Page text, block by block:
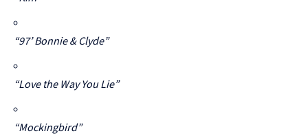
“97’ Bonnie & Clyde”
“Love the Way You Lie”
“Mockingbird”